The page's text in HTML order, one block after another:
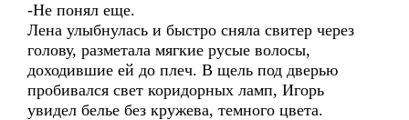
-Не понял еще.
Лена улыбнулась и быстро сняла свитер через
голову, разметала мягкие русые волосы,
доходившие ей до плеч. В щель под дверью
пробивался свет коридорных ламп, Игорь
увидел белье без кружева, темного цвета.